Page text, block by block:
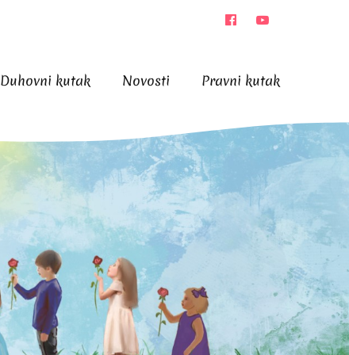
Duhovni kutak Novosti Pravni kutak